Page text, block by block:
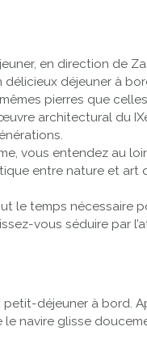
en direction de
délicieux déjeuner à
pierres que
architectural du
vous entendez au
entre nature et art
le temps nécessaire
vous séduire par
déjeuner à bord.
le navire glisse